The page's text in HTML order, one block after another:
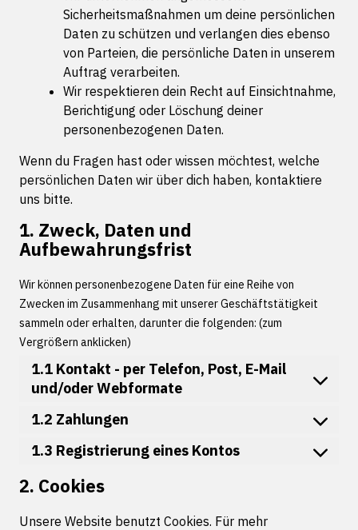
Sicherheitsmaßnahmen um deine persönlichen
Daten zu schützen und verlangen dies ebenso
von Parteien, die persönliche Daten in unserem
Auftrag verarbeiten.
Wir respektieren dein Recht auf Einsichtnahme,
Berichtigung oder Löschung deiner
personenbezogenen Daten.
Wenn du Fragen hast oder wissen möchtest, welche
persönlichen Daten wir über dich haben, kontaktiere
uns bitte.
1. Zweck, Daten und
Aufbewahrungsfrist
Wir können personenbezogene Daten für eine Reihe von
Zwecken im Zusammenhang mit unserer Geschäftstätigkeit
sammeln oder erhalten, darunter die folgenden: (zum
Vergrößern anklicken)
1.1 Kontakt - per Telefon, Post, E-Mail
und/oder Webformate
1.2 Zahlungen
1.3 Registrierung eines Kontos
2. Cookies
Unsere Website benutzt Cookies. Für mehr